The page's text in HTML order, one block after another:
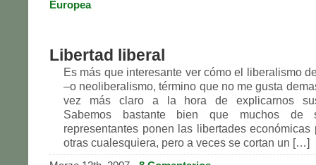
Europea
Libertad liberal
Es más que interesante ver cómo el liberalismo
–o neoliberalismo, término que no me gusta
vez más claro a la hora de explicarnos
Sabemos bastante bien que muchos de
representantes ponen las libertades económicas
otras cualesquiera, pero a veces se cortan un […]